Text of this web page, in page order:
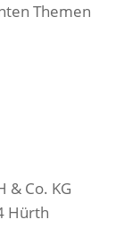
Themen
& Co. KG
Hürth